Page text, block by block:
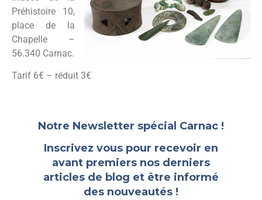
Préhistoire 10,
place de la
Chapelle –
56.340 Carnac.
Tarif 6€ – réduit 3€
Notre Newsletter spécial Carnac !
Inscrivez vous pour recevoir en
avant premiers nos derniers
articles de blog et être informé
des nouveautés !